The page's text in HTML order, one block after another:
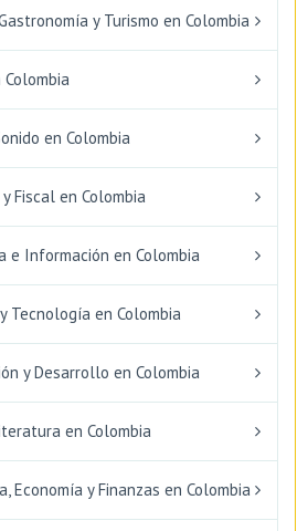
y Turismo en Colombia
en Colombia
Fiscal en Colombia
e Información en Colombia
Tecnología en Colombia
y Desarrollo en Colombia
en Colombia
Economía y Finanzas en Colombia